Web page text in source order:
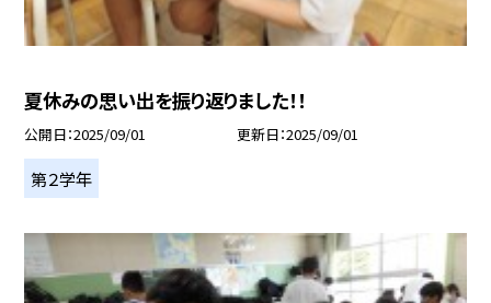
夏休みの思い出を振り返りました！！
公開日 2025/09/01 更新日 2025/09/01
第２学年